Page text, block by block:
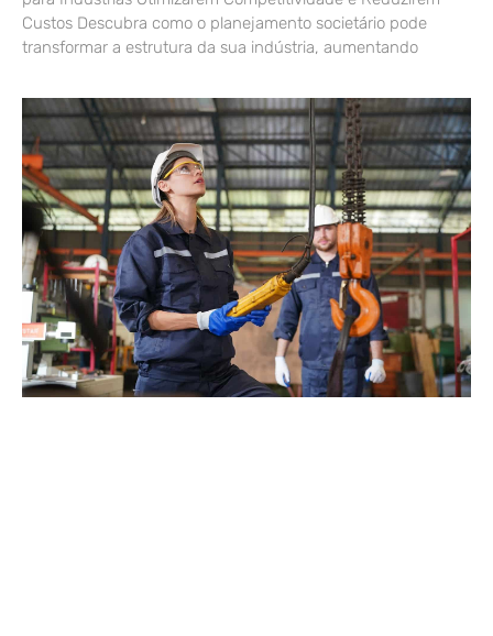
Custos Descubra como o planejamento societário pode
transformar a estrutura da sua indústria, aumentando